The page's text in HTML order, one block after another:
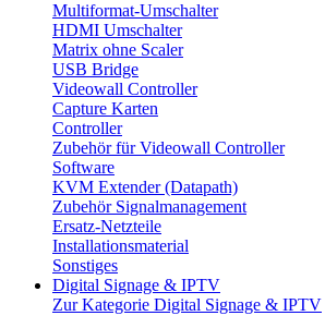
Multiformat-Umschalter
HDMI Umschalter
Matrix ohne Scaler
USB Bridge
Videowall Controller
Capture Karten
Controller
Zubehör für Videowall Controller
Software
KVM Extender (Datapath)
Zubehör Signalmanagement
Ersatz-Netzteile
Installationsmaterial
Sonstiges
Digital Signage & IPTV
Zur Kategorie Digital Signage & IPTV